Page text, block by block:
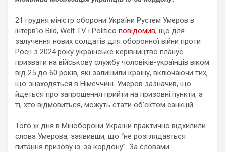
21 грудня міністр оборони України Рустем Умеров в
інтерв’ю Bild, Welt TV і Politico повідомив, що для
залучення нових солдатів для оборонної війни проти
Росії з 2024 року українське керівництво планує
призвати на військову службу чоловіків-українців віком
від 25 до 60 років, які залишили країну, включаючи тих,
що знаходяться в Німеччині. Умеров зазначив, що
йдеться про запрошення прийти на призовні пункти, а
ті, хто відмовиться, можуть стати об’єктом санкцій.
Того ж дня в Міноборони України практично відхилили
слова Умерова, заявивши, що “не розглядається
питання призову із-за кордону”. За словами